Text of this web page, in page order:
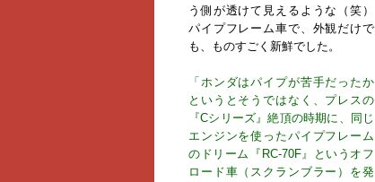
う側が透けて見えるような（笑）
パイプフレーム車で、外観だけで
も、ものすごく新鮮でした。
「ホンダはパイプが苦手だったか
というとそうではなく、プレスの
『Cシリーズ』絶頂の時期に、同じ
エンジンを使ったパイプフレーム
のドリーム『RC‐70F』というオフ
ロード車（スクランブラー）を発